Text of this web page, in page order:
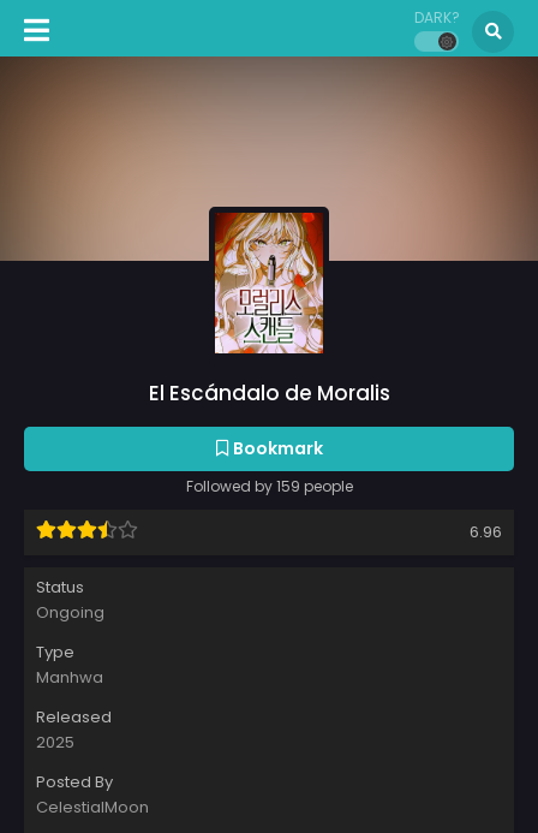
DARK?
El Escándalo de Moralis
Bookmark
Followed by 159 people
6.96
Status
Ongoing
Type
Manhwa
Released
2025
Posted By
CelestialMoon